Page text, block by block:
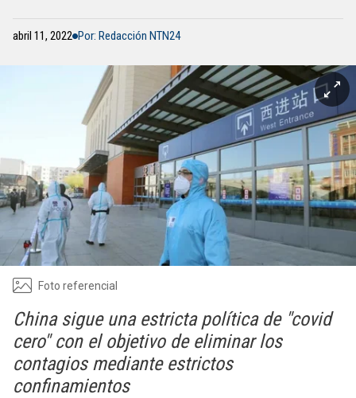
abril 11, 2022 Por: Redacción NTN24
Foto referencial
China sigue una estricta política de "covid
cero" con el objetivo de eliminar los
contagios mediante estrictos
confinamientos